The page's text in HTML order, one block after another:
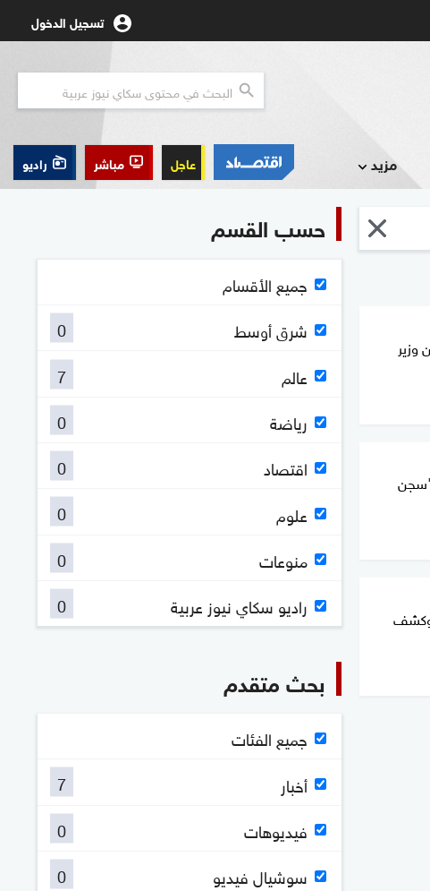
تسجيل الدخول
مزيد عاجل مباشر راديو
"سجن
وكشف
حسب القسم
جميع الأقسام
شرق أوسط
0
عالم
7
رياضة
0
اقتصاد
0
علوم
0
منوعات
0
راديو سكاي نيوز عربية
0
بحث متقدم
جميع الفئات
أخبار
7
فيديوهات
0
سوشيال فيديو
0